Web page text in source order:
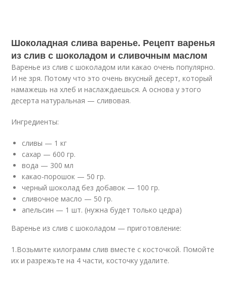
Шоколадная слива варенье. Рецепт варенья
из слив с шоколадом и сливочным маслом
Варенье из слив с шоколадом или какао очень популярно.
И не зря. Потому что это очень вкусный десерт, который
намажешь на хлеб и наслаждаешься. А основа у этого
десерта натуральная — сливовая.
Ингредиенты:
сливы — 1 кг
сахар — 600 гр.
вода — 300 мл
какао-порошок — 50 гр.
черный шоколад без добавок — 100 гр.
сливочное масло — 50 гр.
апельсин — 1 шт. (нужна будет только цедра)
Варенье из слив с шоколадом — приготовление:
1.Возьмите килограмм слив вместе с косточкой. Помойте
их и разрежьте на 4 части, косточку удалите.